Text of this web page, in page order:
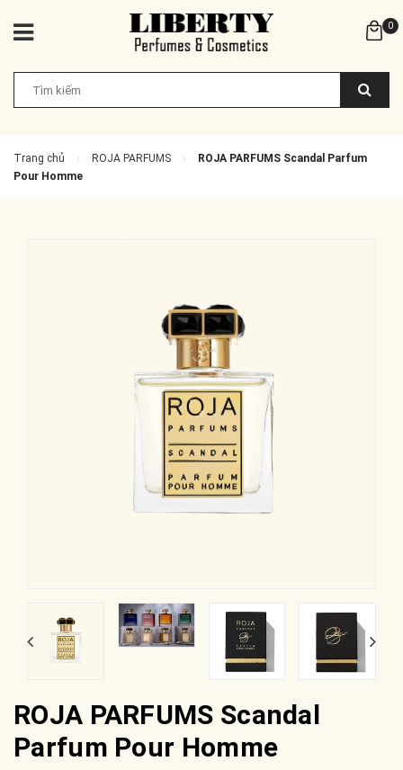
0
Trang chủ ROJA PARFUMS
ROJA PARFUMS Scandal Parfum
Pour Homme
ROJA PARFUMS Scandal
Parfum Pour Homme